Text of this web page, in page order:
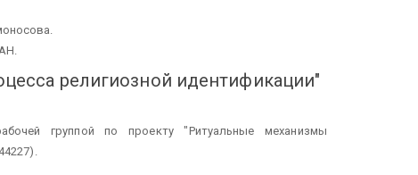
религиозной идентификации"
группой по проекту "Ритуальные механизмы